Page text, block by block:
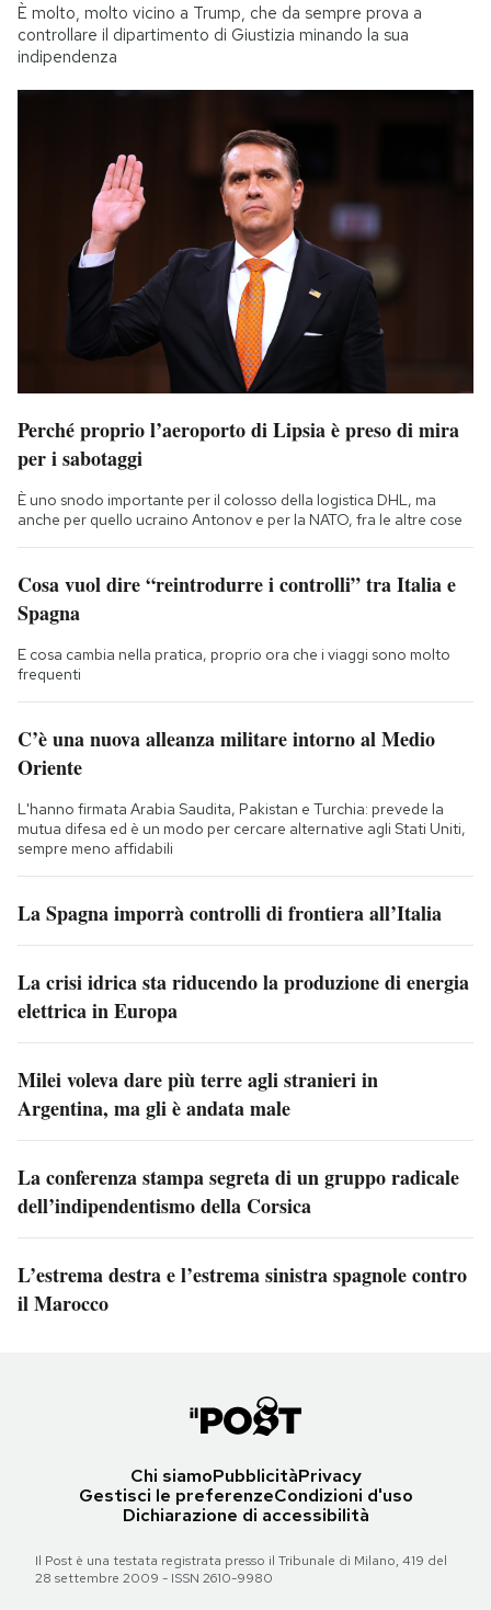
È molto, molto vicino a Trump, che da sempre prova a
controllare il dipartimento di Giustizia minando la sua
indipendenza
Perché proprio l’aeroporto di Lipsia è preso di mira
per i sabotaggi
È uno snodo importante per il colosso della logistica DHL, ma
anche per quello ucraino Antonov e per la NATO, fra le altre cose
Cosa vuol dire “reintrodurre i controlli” tra Italia e
Spagna
E cosa cambia nella pratica, proprio ora che i viaggi sono molto
frequenti
C’è una nuova alleanza militare intorno al Medio
Oriente
L'hanno firmata Arabia Saudita, Pakistan e Turchia: prevede la
mutua difesa ed è un modo per cercare alternative agli Stati Uniti,
sempre meno affidabili
La Spagna imporrà controlli di frontiera all’Italia
La crisi idrica sta riducendo la produzione di energia
elettrica in Europa
Milei voleva dare più terre agli stranieri in
Argentina, ma gli è andata male
La conferenza stampa segreta di un gruppo radicale
dell’indipendentismo della Corsica
L’estrema destra e l’estrema sinistra spagnole contro
il Marocco
Chi siamoPubblicitàPrivacy
Gestisci le preferenzeCondizioni d'uso
Dichiarazione di accessibilità
Il Post è una testata registrata presso il Tribunale di Milano, 419 del
28 settembre 2009 - ISSN 2610-9980